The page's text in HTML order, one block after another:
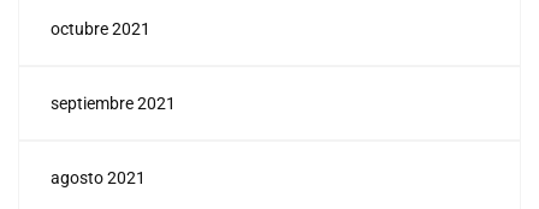
octubre 2021
septiembre 2021
agosto 2021